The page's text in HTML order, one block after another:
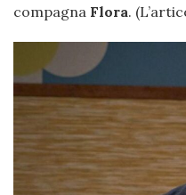
compagna Flora.